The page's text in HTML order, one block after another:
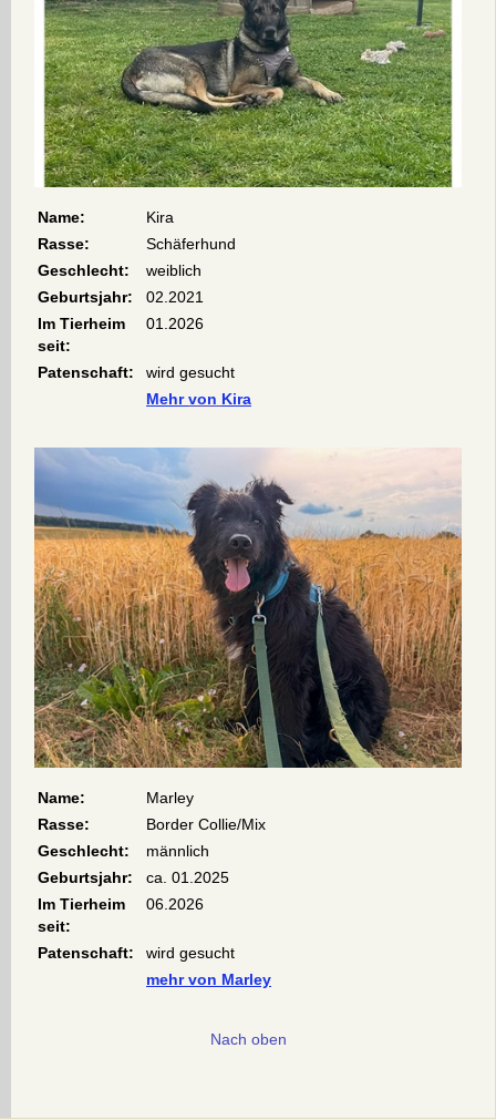
Name:
Kira
Rasse:
Schäferhund
Geschlecht:
weiblich
Geburtsjahr:
02.2021
Im Tierheim
seit:
01.2026
Patenschaft:
wird gesucht
Mehrvon Kira
Name:
Marley
Rasse:
Border Collie/Mix
Geschlecht:
männlich
Geburtsjahr:
ca. 01.2025
Im Tierheim
seit:
06.2026
Patenschaft:
wird gesucht
mehr von Marley
Nach oben